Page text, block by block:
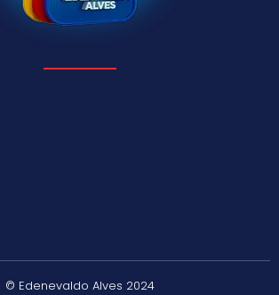
© Edenevaldo Alves 2024